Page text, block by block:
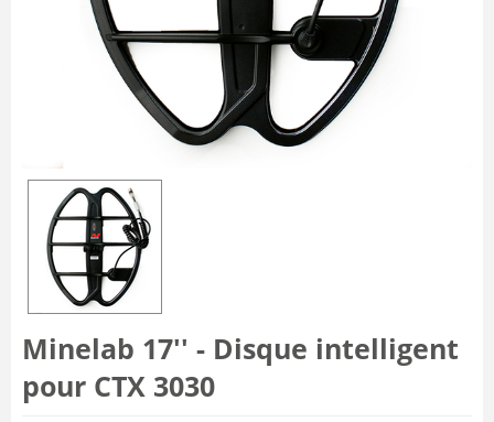
Minelab 17'' - Disque intelligent
pour CTX 3030